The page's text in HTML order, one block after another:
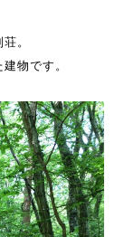
。
物です。